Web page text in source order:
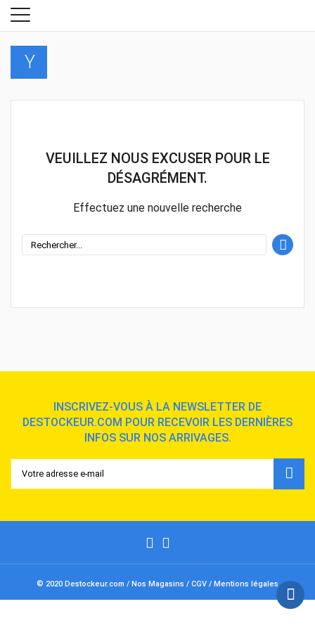
Y
VEUILLEZ NOUS EXCUSER POUR LE
DÉSAGRÉMENT.
Effectuez une nouvelle recherche
INSCRIVEZ-VOUS À LA NEWSLETTER DE
DESTOCKEUR.COM POUR RECEVOIR LES DERNIÈRES
INFOS SUR NOS ARRIVAGES.
© 2020 Destockeur.com / Nos Magasins / CGV / Mentions légales